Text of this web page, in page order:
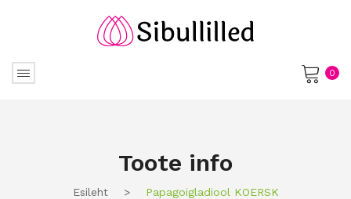
0
Toote info
Esileht > Papagoigladiool KOERSK